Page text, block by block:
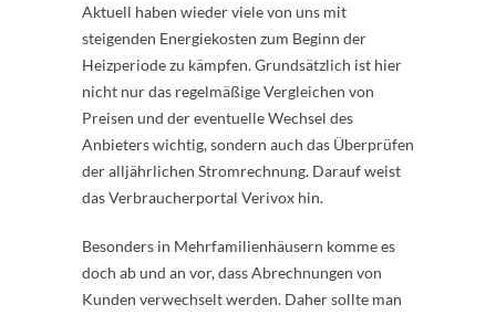
Aktuell haben wieder viele von uns mit
steigenden Energiekosten zum Beginn der
Heizperiode zu kämpfen. Grundsätzlich ist hier
nicht nur das regelmäßige Vergleichen von
Preisen und der eventuelle Wechsel des
Anbieters wichtig, sondern auch das Überprüfen
der alljährlichen Stromrechnung. Darauf weist
das Verbraucherportal Verivox hin.
Besonders in Mehrfamilienhäusern komme es
doch ab und an vor, dass Abrechnungen von
Kunden verwechselt werden. Daher sollte man